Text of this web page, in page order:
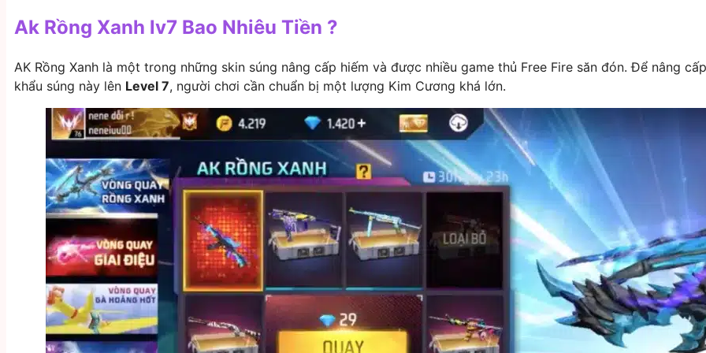
Ak Rồng Xanh lv7 Bao Nhiêu Tiền ?
AK Rồng Xanh là một trong những skin súng nâng cấp hiếm và được nhiều game thủ Free Fire săn đón. Để nâng cấp
khẩu súng này lên Level 7, người chơi cần chuẩn bị một lượng Kim Cương khá lớn.